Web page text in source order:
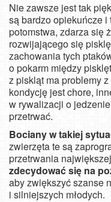
Nie zawsze jest tak
są bardzo opiekuńcze
potomstwa, zdarza się
rozwijającego się
zachowania tych
o pokarm między
z piskląt ma problemy
kondycję jest chore,
w rywalizacji o
przetrwać.
Bociany w takiej
zwierzęta te są
przetrwania
zdecydować się na
aby zwiększyć szanse
i silniejszych młodych.